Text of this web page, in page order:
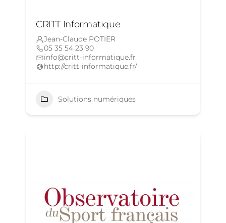
CRITT Informatique
Jean-Claude POTIER
05 35 54 23 90
info@critt-informatique.fr
http://critt-informatique.fr/
Solutions numériques